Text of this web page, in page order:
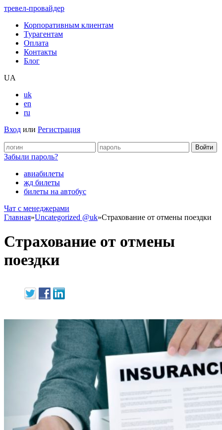
тревел-провайдер
Корпоративным клиентам
Турагентам
Оплата
Контакты
Блог
UA
uk
en
ru
Вход или Регистрация
Забыли пароль?
авиабилеты
жд билеты
билеты на автобус
Чат c менеджерами
Главная»Uncategorized @uk»Страхование от отмены поездки
Страхование от отмены
поездки